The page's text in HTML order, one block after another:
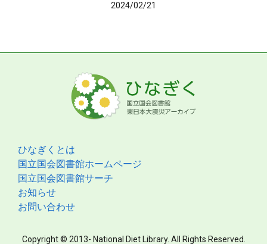
2024/02/21
ひなぎくとは
国立国会図書館ホームページ
国立国会図書館サーチ
お知らせ
お問い合わせ
Copyright © 2013- National Diet Library. All Rights Reserved.